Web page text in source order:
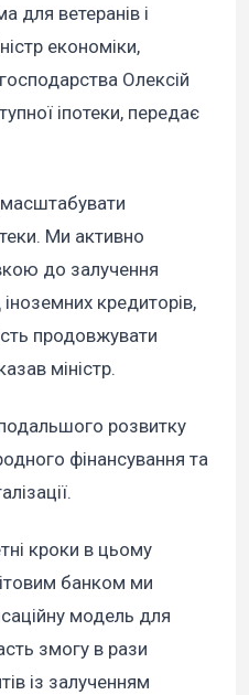
для ветеранів і
економіки,
Олексій
іпотеки, передає
Ми активно
до залучення
іноземних кредиторів,
продовжувати
міністр.
розвитку
фінансування та
кроки в цьому
банком ми
модель для
змогу в рази
із залученням